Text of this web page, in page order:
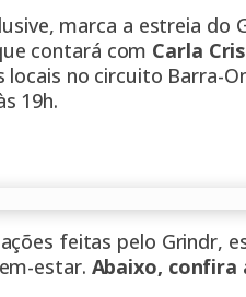
marca a estreia do
contará com Carla
locais no circuito Barra-
19h.
feitas pelo Grindr,
estar. Abaixo, confira